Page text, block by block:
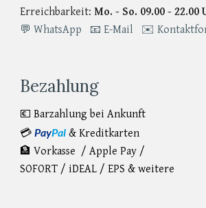
Erreichbarkeit:Mo. - So. 09.00 - 22.00
💬 WhatsApp
📧 E-Mail ✉️
Bezahlung
💶 Barzahlung bei Ankunft
💳PayPal & Kreditkarten
🏦 Vorkasse / Apple Pay /
SOFORT /iDEAL / EPS & weitere